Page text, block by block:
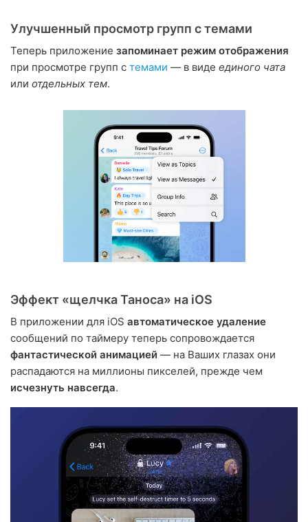
Улучшенный просмотр групп с темами
Теперь приложение запоминает режим отображения
при просмотре групп с темами — в виде единого чата
или отдельных тем.
Эффект «щелчка Таноса» на iOS
В приложении для iOS автоматическое удаление
сообщений по таймеру теперь сопровождается
фантастической анимацией — на Ваших глазах они
распадаются на миллионы пикселей, прежде чем
исчезнуть навсегда.